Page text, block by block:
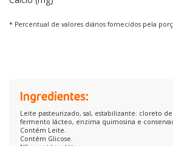
* Percentual de valores diários fornecidos pela
Ingredientes:
Leite pasteurizado, sal, estabilizante: cloreto
fermento lácteo, enzima quimosina e
Contém Leite.
Contém Glicose.